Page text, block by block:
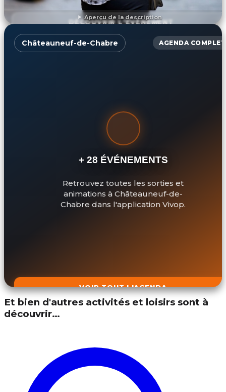
Aperçu de la description
DÉCOUVRIR L'ÉVÉNEMENT
Châteauneuf-de-Chabre AGENDA COMPLET
+ 28 ÉVÉNEMENTS
Retrouvez toutes les sorties et
animations à Châteauneuf-de-
Chabre dans l'application Vivop.
VOIR TOUT L'AGENDA
Et bien d'autres activités et loisirs sont à
découvrir…